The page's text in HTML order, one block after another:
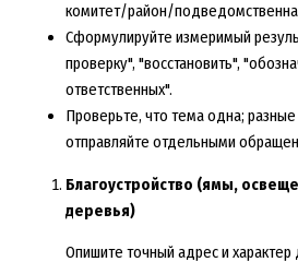
комитет/район/
Сформулируйте измеримый
проверку", "восстановить",
ответственных".
Проверьте, что тема одна;
отправляйте отдельными
Благоустройство (ямы,
деревья)
Опишите точный адрес и